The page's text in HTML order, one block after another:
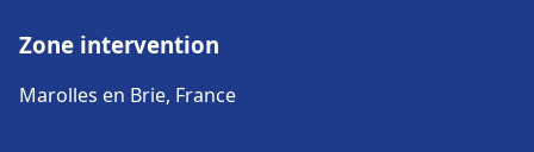
Zone intervention
Marolles en Brie, France